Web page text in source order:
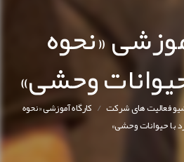
«نحوه
وحشی»
فعالیت های شرکت/ کارگاه آموزشی «نحوه
با حیوانات وحشی»